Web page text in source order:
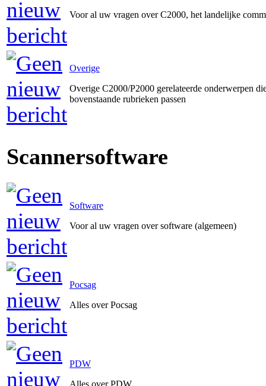
Voor al uw vragen over C2000, het landelijke
Overige
Overige C2000/P2000 gerelateerde onderwerpen
bovenstaande rubrieken passen
Scannersoftware
Software
Voor al uw vragen over software (algemeen)
Pocsag
Alles over Pocsag
PDW
Alles over PDW